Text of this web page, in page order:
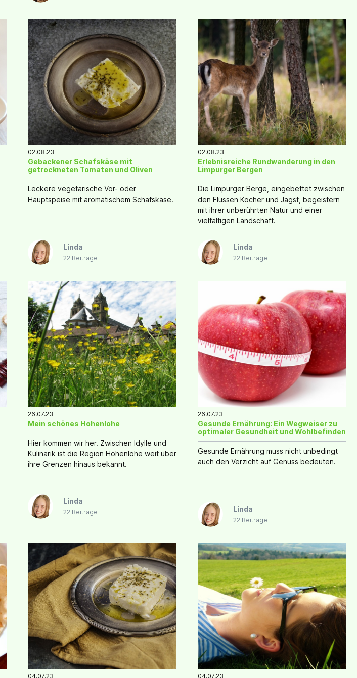
02.08.23
Gebackener Schafskäse mit
getrockneten Tomaten und Oliven
Leckere vegetarische Vor- oder
Hauptspeise mit aromatischem Schafskäse.
Linda
22 Beiträge
02.08.23
Erlebnisreiche Rundwanderung in den
Limpurger Bergen
Die Limpurger Berge, eingebettet zwischen
den Flüssen Kocher und Jagst, begeistern
mit ihrer unberührten Natur und einer
vielfältigen Landschaft.
Linda
22 Beiträge
26.07.23
Mein schönes Hohenlohe
Hier kommen wir her. Zwischen Idylle und
Kulinarik ist die Region Hohenlohe weit über
ihre Grenzen hinaus bekannt.
Linda
22 Beiträge
26.07.23
Gesunde Ernährung: Ein Wegweiser zu
optimaler Gesundheit und Wohlbefinden
Gesunde Ernährung muss nicht unbedingt
auch den Verzicht auf Genuss bedeuten.
Linda
22 Beiträge
04.07.23 04.07.23